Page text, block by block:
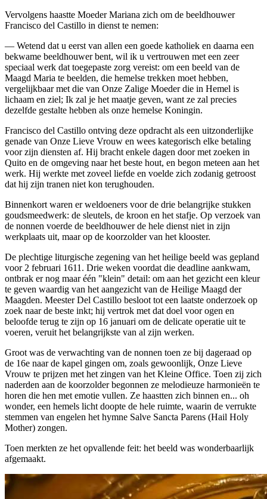
Vervolgens haastte Moeder Mariana zich om de beeldhouwer
Francisco del Castillo in dienst te nemen:
— Wetend dat u eerst van allen een goede katholiek en daarna een
bekwame beeldhouwer bent, wil ik u vertrouwen met een zeer
speciaal werk dat toegepaste zorg vereist: om een beeld van de
Maagd Maria te beelden, die hemelse trekken moet hebben,
vergelijkbaar met die van Onze Zalige Moeder die in Hemel is
lichaam en ziel; Ik zal je het maatje geven, want ze zal precies
dezelfde gestalte hebben als onze hemelse Koningin.
Francisco del Castillo ontving deze opdracht als een uitzonderlijke
genade van Onze Lieve Vrouw en wees kategorisch elke betaling
voor zijn diensten af. Hij bracht enkele dagen door met zoeken in
Quito en de omgeving naar het beste hout, en begon meteen aan het
werk. Hij werkte met zoveel liefde en voelde zich zodanig getroost
dat hij zijn tranen niet kon terughouden.
Binnenkort waren er weldoeners voor de drie belangrijke stukken
goudsmeedwerk: de sleutels, de kroon en het stafje. Op verzoek van
de nonnen voerde de beeldhouwer de hele dienst niet in zijn
werkplaats uit, maar op de koorzolder van het klooster.
De plechtige liturgische zegening van het heilige beeld was gepland
voor 2 februari 1611. Drie weken voordat die deadline aankwam,
ontbrak er nog maar één "klein" detail: om aan het gezicht een kleur
te geven waardig van het aangezicht van de Heilige Maagd der
Maagden. Meester Del Castillo besloot tot een laatste onderzoek op
zoek naar de beste inkt; hij vertrok met dat doel voor ogen en
beloofde terug te zijn op 16 januari om de delicate operatie uit te
voeren, veruit het belangrijkste van al zijn werken.
Groot was de verwachting van de nonnen toen ze bij dageraad op
de 16e naar de kapel gingen om, zoals gewoonlijk, Onze Lieve
Vrouw te prijzen met het zingen van het Kleine Office. Toen zij zich
naderden aan de koorzolder begonnen ze melodieuze harmonieën te
horen die hen met emotie vullen. Ze haastten zich binnen en... oh
wonder, een hemels licht doopte de hele ruimte, waarin de verrukte
stemmen van engelen het hymne Salve Sancta Parens (Hail Holy
Mother) zongen.
Toen merkten ze het opvallende feit: het beeld was wonderbaarlijk
afgemaakt.